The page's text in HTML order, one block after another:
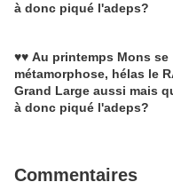
à donc piqué l'adeps?
♥♥ Au printemps Mons se
métamorphose, hélas le RAVeL du
Grand Large aussi mais
à donc piqué l'adeps?
Commentaires